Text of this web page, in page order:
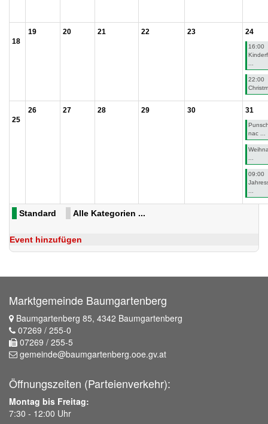
18
19 20 21 22 23 24
16:00
...
22:00
25
26 27 28 29 30 31
nac ...
...
09:00
...
Standard Alle Kategorien ...
Event hinzufügen
Marktgemeinde Baumgartenberg
Baumgartenberg 85, 4342 Baumgartenberg
07269 / 255-0
07269 / 255-5
gemeinde@baumgartenberg.ooe.gv.at
Öffnungszeiten (Parteienverkehr):
Montag bis Freitag:
7:30 - 12:00 Uhr